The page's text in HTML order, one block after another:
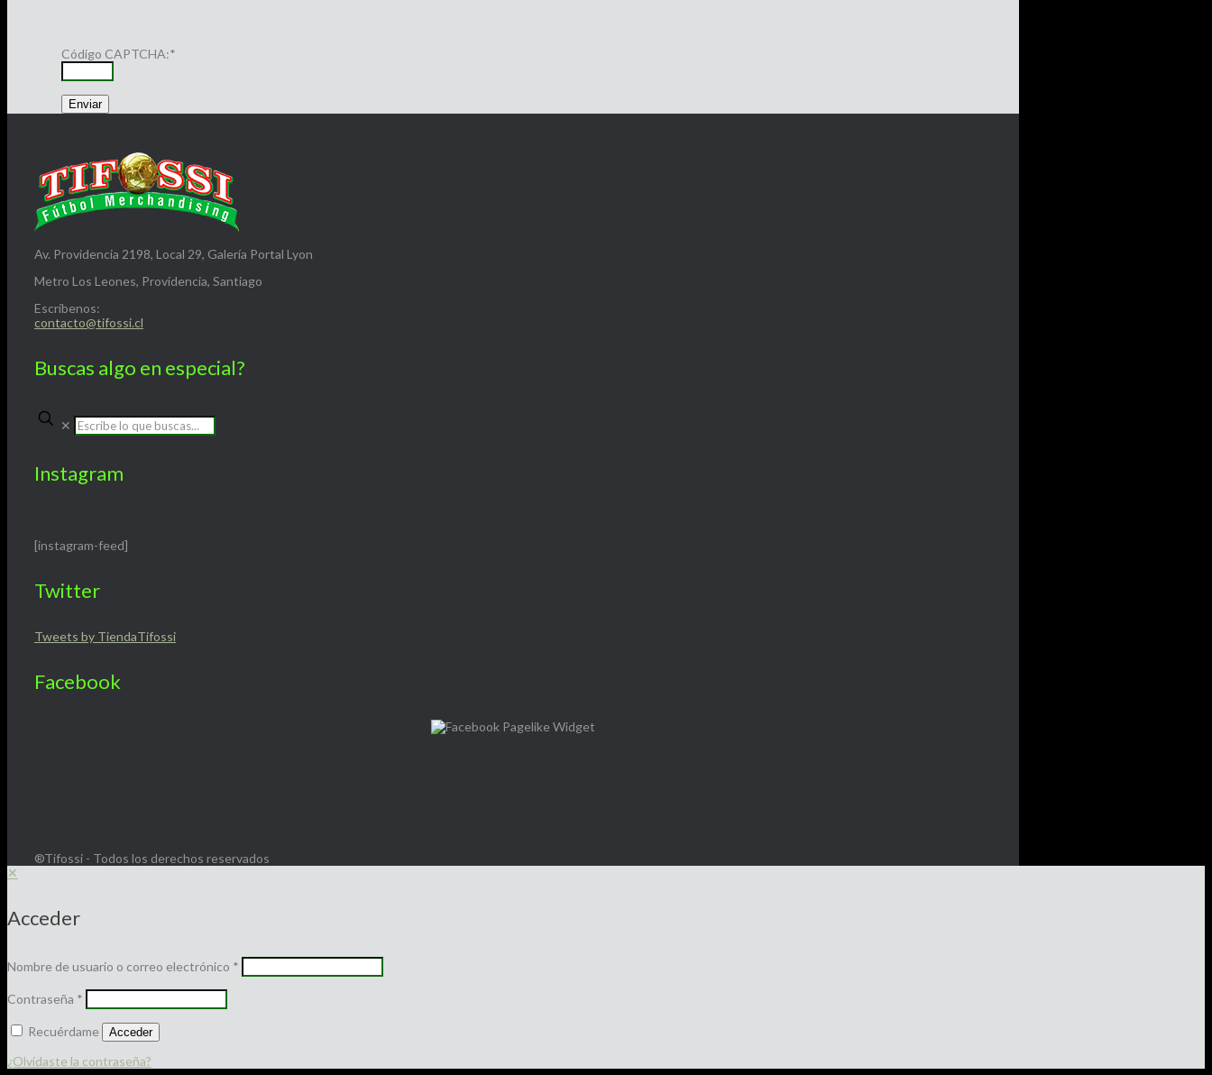
Código CAPTCHA:*
Av. Providencia 2198, Local 29, Galería Portal Lyon
Metro Los Leones, Providencia, Santiago
Escríbenos:
contacto@tifossi.cl
Buscas algo en especial?
✕
Instagram
[instagram-feed]
Twitter
Tweets by TiendaTifossi
Facebook
®Tifossi - Todos los derechos reservados
✕
Acceder
Nombre de usuario o correo electrónico *
Contraseña *
Recuérdame Acceder
¿Olvidaste la contraseña?